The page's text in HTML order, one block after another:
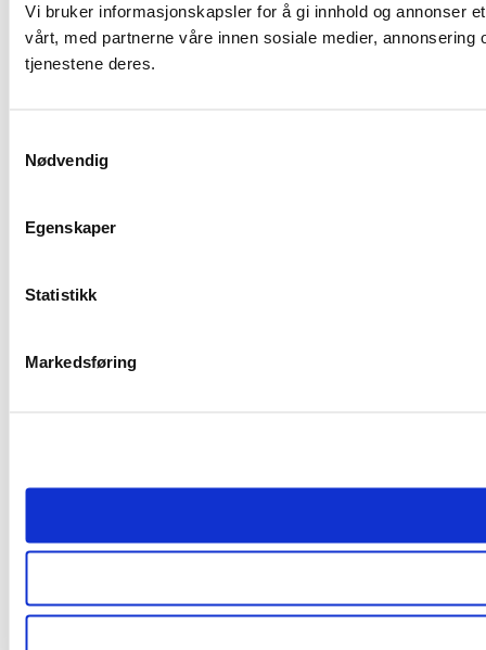
Vi bruker informasjonskapsler for å gi innhold og annonser
vårt, med partnerne våre innen sosiale medier,
tjenestene deres.
Nødvendig
Egenskaper
Statistikk
Markedsføring